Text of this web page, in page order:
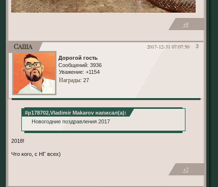
+8
3
2017-12-31 07:07:50
Саша
Дорогой гость
Сообщений: 3936
Уважение: +1154
Награды: 27
#p178702,Vladimir Makarov написал(а):
Новогодние поздравления 2017
2018!
Что кого, с НГ всех)
+2